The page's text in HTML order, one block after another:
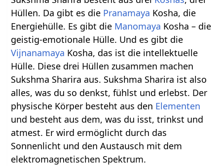
Hüllen. Da gibt es die Pranamaya Kosha, die
Energiehülle. Es gibt die Manomaya Kosha – die
geistig-emotionale Hülle. Und es gibt die
Vijnanamaya Kosha, das ist die intellektuelle
Hülle. Diese drei Hüllen zusammen machen
Sukshma Sharira aus. Sukshma Sharira ist also
alles, was du so denkst, fühlst und erlebst. Der
physische Körper besteht aus den Elementen
und besteht aus dem, was du isst, trinkst und
atmest. Er wird ermöglicht durch das
Sonnenlicht und den Austausch mit dem
elektromagnetischen Spektrum.